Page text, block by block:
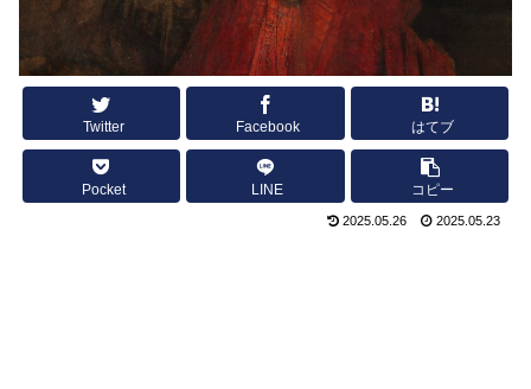
Twitter Facebook はてブ
Pocket LINE コピー
2025.05.26 2025.05.23